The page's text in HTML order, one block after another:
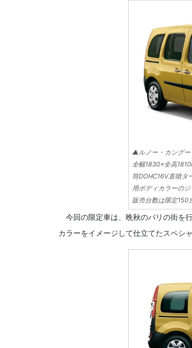
▲ルノー・カング
全幅1830×全高
筒DOHC16V直噴タ
用ボディカラーの
販売台数は限定150
今回の限定車は、晩秋のパリの街を
カラーをイメージして仕立てたスペシ